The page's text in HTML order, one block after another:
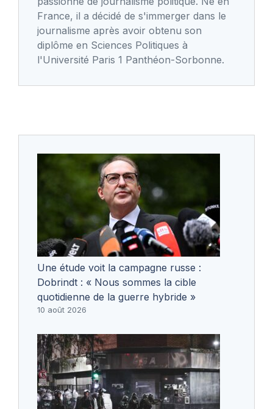
France, il a décidé de s'immerger dans le
journalisme après avoir obtenu son
diplôme en Sciences Politiques à
l'Université Paris 1 Panthéon-Sorbonne.
Une étude voit la campagne russe :
Dobrindt : « Nous sommes la cible
quotidienne de la guerre hybride »
10 août 2026